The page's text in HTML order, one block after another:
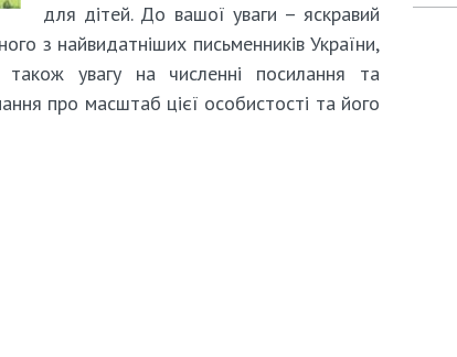
для дітей. До вашої уваги – яскравий
з найвидатніших письменників України,
увагу на численні посилання та
про масштаб цієї особистості та його